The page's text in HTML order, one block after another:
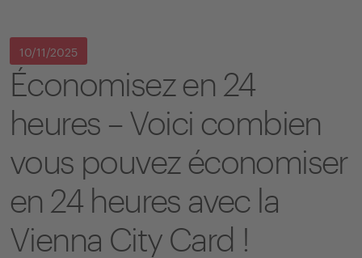
Économisez en 24
heures – Voici combien
vous pouvez économiser
en 24 heures avec la
Vienna City Card !
10/11/2025